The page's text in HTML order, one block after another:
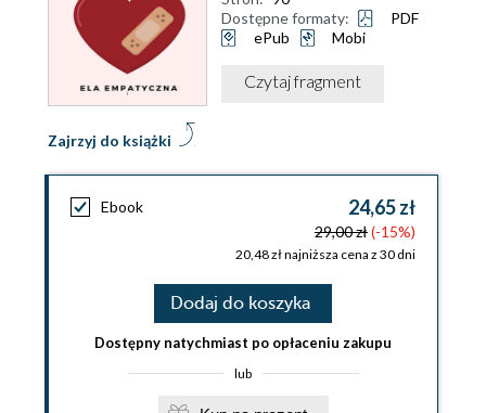
Zajrzyj do książki
Dostępne formaty:
PDF
ePub
Mobi
Czytaj fragment
Ebook 24,65 zł
29,00 zł(-15%)
20,48 zł najniższa cena z 30 dni
Dodaj do koszyka
Dostępny natychmiast po opłaceniu zakupu
lub